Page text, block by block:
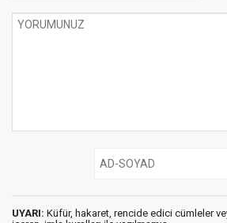
UYARI: Küfür, hakaret, rencide edici cümleler